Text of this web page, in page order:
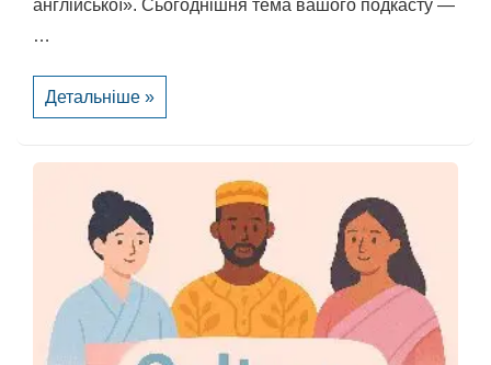
англійської». Сьогоднішня тема вашого подкасту —
…
Уроки
водіння
Детальніше »